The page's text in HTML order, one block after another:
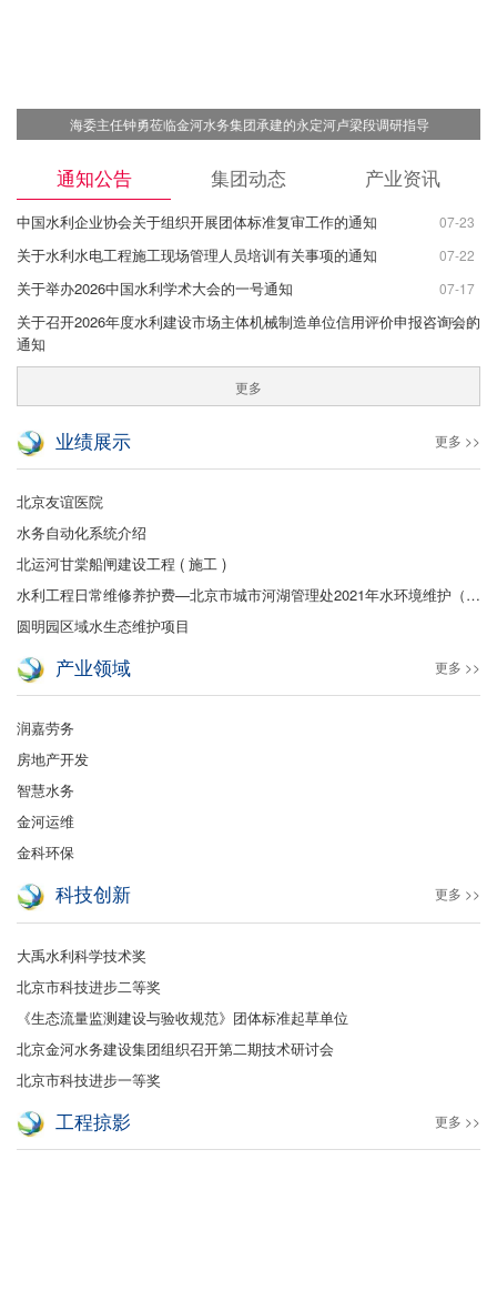
海委主任钟勇莅临金河水务集团承建的永定河卢梁段调研指导
通知公告 集团动态 产业资讯
中国水利企业协会关于组织开展团体标准复审工作的通知 07-23
关于水利水电工程施工现场管理人员培训有关事项的通知 07-22
关于举办2026中国水利学术大会的一号通知 07-17
关于召开2026年度水利建设市场主体机械制造单位信用评价申报咨询会的
通知
07-15
更多
业绩展示 更多 >>
北京友谊医院
水务自动化系统介绍
北运河甘棠船闸建设工程 ( 施工 )
水利工程日常维修养护费—北京市城市河湖管理处2021年水环境维护（保洁及绿化）
圆明园区域水生态维护项目
产业领域 更多 >>
润嘉劳务
房地产开发
智慧水务
金河运维
金科环保
科技创新 更多 >>
大禹水利科学技术奖
北京市科技进步二等奖
《生态流量监测建设与验收规范》团体标准起草单位
北京金河水务建设集团组织召开第二期技术研讨会
北京市科技进步一等奖
工程掠影 更多 >>